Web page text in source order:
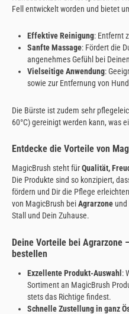
Fell entwickelt worden und bietet
Effektive Reinigung: Entfernt
Sanfte Massage: Fördert die
angenehmes Gefühl bei
Vielseitige Anwendung:
sowie zur Entfernung von
Die Bürste ist zudem sehr
60°C) gereinigt werden kann, was
Entdecke die Vorteile von
MagicBrush steht fürQualität,
Die Produkte sind so konzipiert,
fördern und Dir die Pflege
von MagicBrush beiAgrarzone und
Stall und Dein Zuhause.
Deine Vorteile bei Agrarzone
bestellen
Exzellente Produkt-Auswahl :
Sortiment an MagicBrush
stets das Richtige findest.
Schnelle Zustellung in ganz